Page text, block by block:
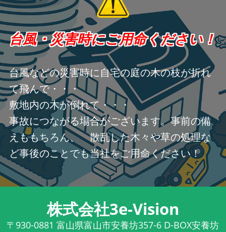
台風・災害時にご用命ください！
台風などの災害時に自宅の庭の木の枝が折れ
て飛んで・・・
敷地内の木が倒れて・・・
事故につながる場合がございます。事前の備
えももちろん、 散乱した木々や草の処理な
ど事後のことでも当社をご用命ください！
株式会社3e-Vision
〒930-0881 富山県富山市安養坊357-6 D-BOX安養坊